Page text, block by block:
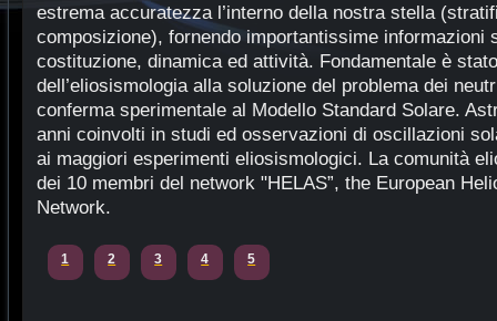
estrema accuratezza l’interno della nostra stella
composizione), fornendo importantissime informazioni
costituzione, dinamica ed attività. Fondamentale è
dell’eliosismologia alla soluzione del problema dei
conferma sperimentale al Modello Standard Solare.
anni coinvolti in studi ed osservazioni di oscillazioni
ai maggiori esperimenti eliosismologici. La comunità
dei 10 membri del network "HELAS”, the European
Network.
1 2 3 4 5